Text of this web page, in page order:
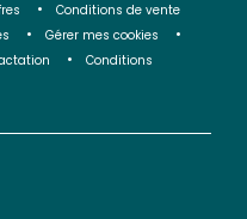
Conditions de vente
Gérer mes cookies
Conditions